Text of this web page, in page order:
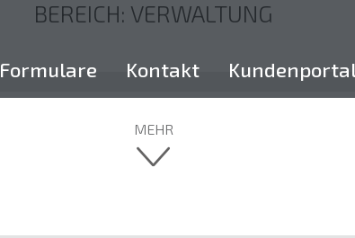
Formulare Kontakt
BEREICH: VERWALTUNG
MEHR